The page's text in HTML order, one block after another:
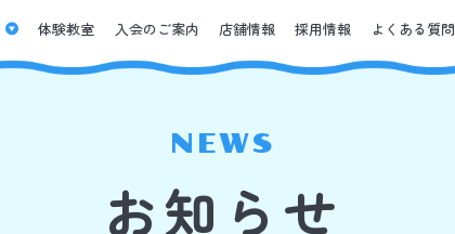
体験教室 入会のご案内 店舗情報 採用情報 よくある質問
NEWS
お知らせ